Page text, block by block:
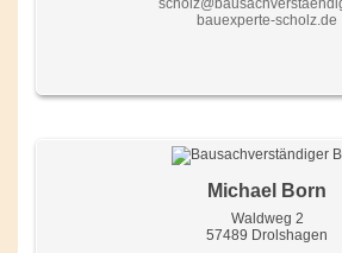
bauexperte-scholz.de
Michael Born
Waldweg 2
57489 Drolshagen